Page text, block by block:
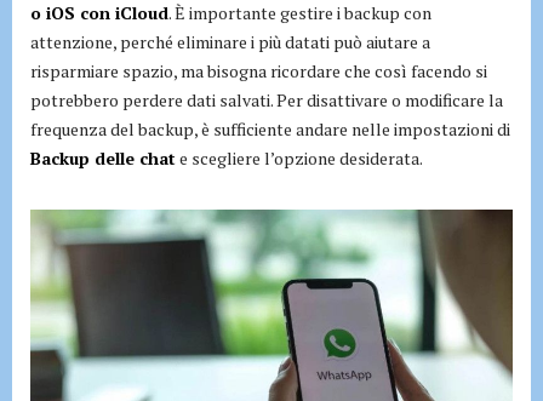
o iOS con iCloud. È importante gestire i backup con
attenzione, perché eliminare i più datati può aiutare a
risparmiare spazio, ma bisogna ricordare che così facendo si
potrebbero perdere dati salvati. Per disattivare o modificare la
frequenza del backup, è sufficiente andare nelle impostazioni di
Backup delle chate scegliere l’opzione desiderata.